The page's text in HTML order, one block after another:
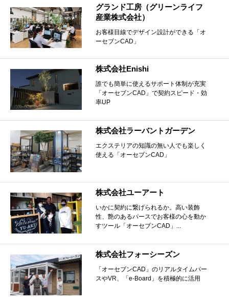
グランド工房（グリーンライフ
産業株式会社）
お客様目線でデザイン設計ができる「オ
ーセブンCAD」
株式会社Enishi
誰でも簡単に使えるサポート体制が充実
「オーセブンCAD」で契約スピード・効
率UP
株式会社ラーバントガーデン
エクステリアの知識の無い人でも楽しく
使える「オーセブンCAD」
株式会社ユーアート
いかに契約に繋げられるか。高い装飾
性、艶のあるパースでお客様の心を動か
すツール「オーセブンCAD」...
株式会社フォーシーズン
「オーセブンCAD」のリアルタイムパー
スやVR、「e-Board」を積極的に活用